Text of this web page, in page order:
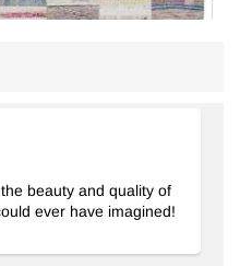
beauty and quality of
ever have imagined!